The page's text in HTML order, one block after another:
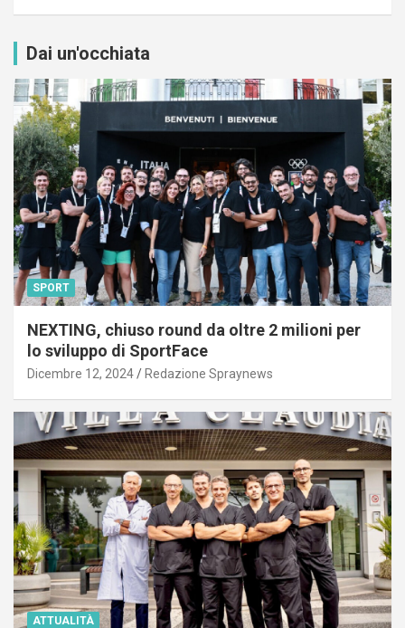
Dai un'occhiata
SPORT
NEXTING, chiuso round da oltre 2 milioni per
lo sviluppo di SportFace
Dicembre 12, 2024 Redazione Spraynews
ATTUALITÀ